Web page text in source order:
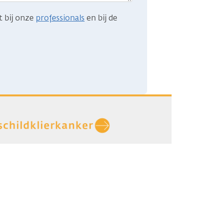
bij onze professionals en bij de